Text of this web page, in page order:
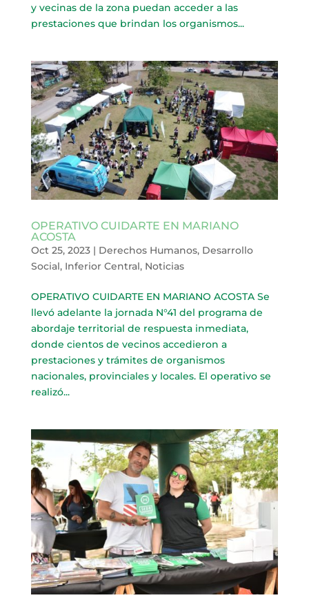
y vecinas de la zona puedan acceder a las
prestaciones que brindan los organismos...
OPERATIVO CUIDARTE EN MARIANO
ACOSTA
Oct 25, 2023| Derechos Humanos, Desarrollo
Social, Inferior Central, Noticias
OPERATIVO CUIDARTE EN MARIANO ACOSTA Se
llevó adelante la jornada N°41 del programa de
abordaje territorial de respuesta inmediata,
donde cientos de vecinos accedieron a
prestaciones y trámites de organismos
nacionales, provinciales y locales. El operativo se
realizó...